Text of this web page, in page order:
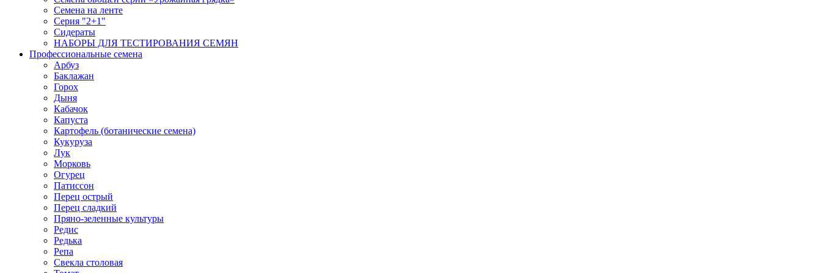
Семена на ленте
Серия "2+1"
Сидераты
НАБОРЫ ДЛЯ ТЕСТИРОВАНИЯ СЕМЯН
Профессиональные семена
Арбуз
Баклажан
Горох
Дыня
Кабачок
Капуста
Картофель (ботанические семена)
Кукуруза
Лук
Морковь
Огурец
Патиссон
Перец острый
Перец сладкий
Пряно-зеленные культуры
Редис
Редька
Репа
Свекла столовая